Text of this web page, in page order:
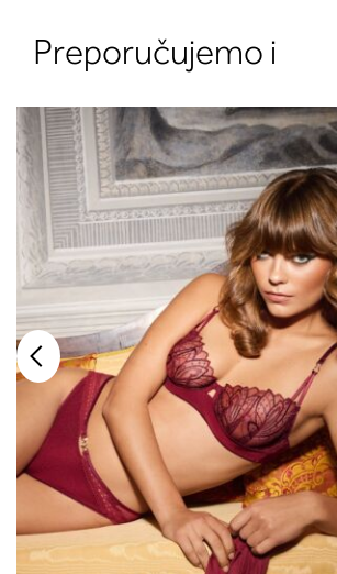
Preporučujemo i